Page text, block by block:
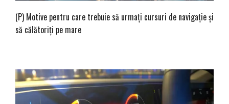
(P) Motive pentru care trebuie să urmați cursuri de navigație și
să călătoriți pe mare